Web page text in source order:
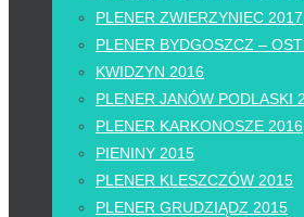
PLENER ZWIERZYNIEC 2017
PLENER BYDGOSZCZ –
KWIDZYN 2016
PLENER JANÓW PODLASKI
PLENER KARKONOSZE 2016
PIENINY 2015
PLENER KLESZCZÓW 2015
PLENER GRUDZIĄDZ 2015